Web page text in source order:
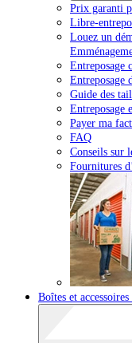
Prix garanti
Libre-
Louez un
Entreposage
Entreposage
Guide des
Entreposage
Payer ma
FAQ
Conseils sur
Fournitures
Boîtes et